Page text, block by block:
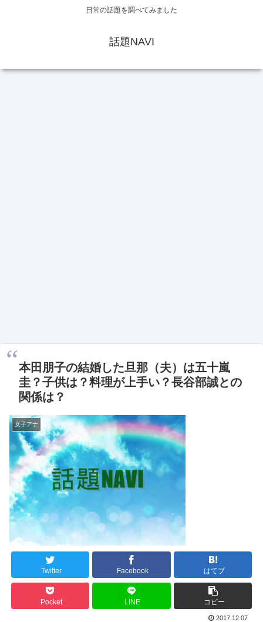
日常の話題を調べてみました
話題NAVI
本田朋子の結婚した旦那（夫）は五十嵐
圭？子供は？料理が上手い？長谷部誠との
関係は？
女子アナ
Twitter Facebook はてブ
Pocket LINE コピー
2017.12.07